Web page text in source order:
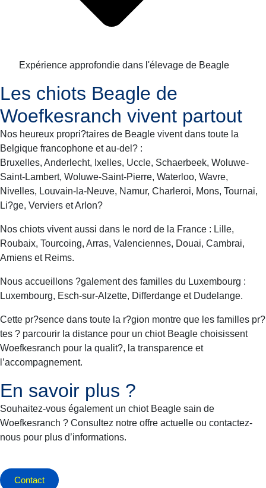
Expérience approfondie dans l'élevage de Beagle
Les chiots Beagle de
Woefkesranch vivent partout
Nos heureux propri?taires de Beagle vivent dans toute la
Belgique francophone et au-del? :
Bruxelles, Anderlecht, Ixelles, Uccle, Schaerbeek, Woluwe-
Saint-Lambert, Woluwe-Saint-Pierre, Waterloo, Wavre,
Nivelles, Louvain-la-Neuve, Namur, Charleroi, Mons, Tournai,
Li?ge, Verviers et Arlon?
Nos chiots vivent aussi dans le nord de la France : Lille,
Roubaix, Tourcoing, Arras, Valenciennes, Douai, Cambrai,
Amiens et Reims.
Nous accueillons ?galement des familles du Luxembourg :
Luxembourg, Esch-sur-Alzette, Differdange et Dudelange.
Cette pr?sence dans toute la r?gion montre que les familles pr?
tes ? parcourir la distance pour un chiot Beagle choisissent
Woefkesranch pour la qualit?, la transparence et
l’accompagnement.
En savoir plus ?
Souhaitez-vous également un chiot Beagle sain de
Woefkesranch ? Consultez notre offre actuelle ou contactez-
nous pour plus d’informations.
Contact